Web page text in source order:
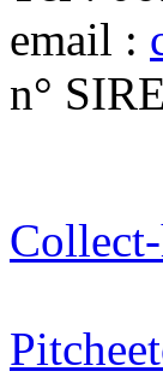
email :
n°